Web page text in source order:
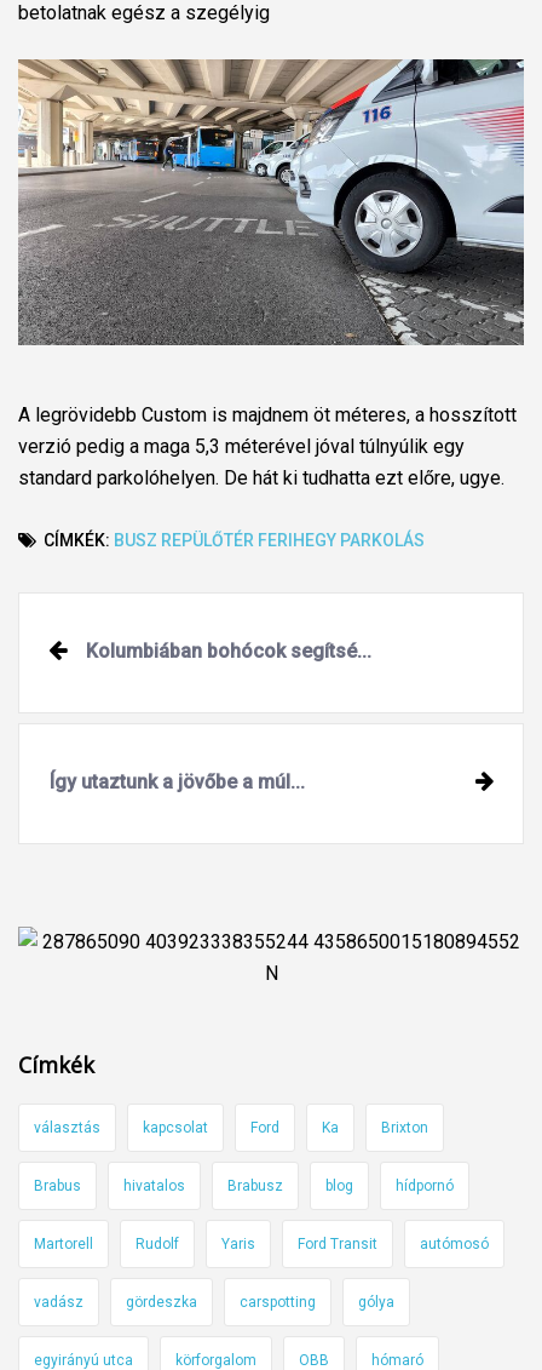
betolatnak egész a szegélyig
A legrövidebb Custom is majdnem öt méteres, a hosszított
verzió pedig a maga 5,3 méterével jóval túlnyúlik egy
standard parkolóhelyen. De hát ki tudhatta ezt előre, ugye.
CÍMKÉK: BUSZ REPÜLŐTÉR FERIHEGY PARKOLÁS
Post
navigation
Kolumbiában bohócok segítsé...
Így utaztunk a jövőbe a múl...
Címkék
választás kapcsolat Ford Ka Brixton
Brabus hivatalos Brabusz blog hídpornó
Martorell Rudolf Yaris Ford Transit autómosó
vadász gördeszka carspotting gólya
egyirányú utca körforgalom OBB hómaró